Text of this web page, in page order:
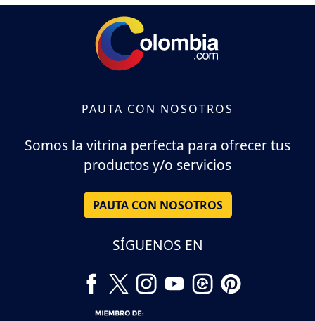
PAUTA CON NOSOTROS
Somos la vitrina perfecta para ofrecer tus
productos y/o servicios
PAUTA CON NOSOTROS
SÍGUENOS EN